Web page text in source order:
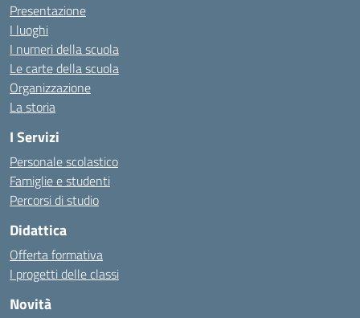
Presentazione
I luoghi
I numeri della scuola
Le carte della scuola
Organizzazione
La storia
I Servizi
Personale scolastico
Famiglie e studenti
Percorsi di studio
Didattica
Offerta formativa
I progetti delle classi
Novità